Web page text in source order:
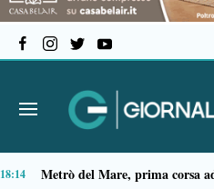
Capaccio Paestum spazio di legalità: oltre 43 ettari di beni confiscati destinati a progetti sociali